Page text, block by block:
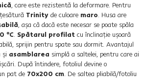
, care este rezistentă la deformare. Pentru
Trinity de culoare maro. Husa are
, aşa că dacă este necesar se poate spăla
°C. Spătarul profilat cu înclinaţie uşoară
sprijin pentru spate sau dormit. Avantajul
şi asamblarea simplă a saltelei, pentru care ai
După întindere, fotoliul devine o
pat de 70x200 cm. De saltea pliabilă/fotoliu